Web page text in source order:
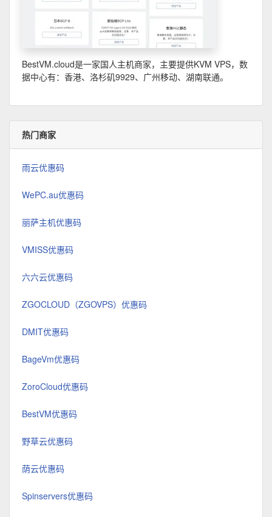
BestVM.cloud是一家国人主机商家，主要提供KVM VPS，数
据中心有：香港、洛杉矶9929、广州移动、湖南联通。
热门商家
雨云优惠码
WePC.au优惠码
丽萨主机优惠码
VMISS优惠码
六六云优惠码
ZGOCLOUD（ZGOVPS）优惠码
DMIT优惠码
BageVm优惠码
ZoroCloud优惠码
BestVM优惠码
野草云优惠码
荫云优惠码
Spinservers优惠码